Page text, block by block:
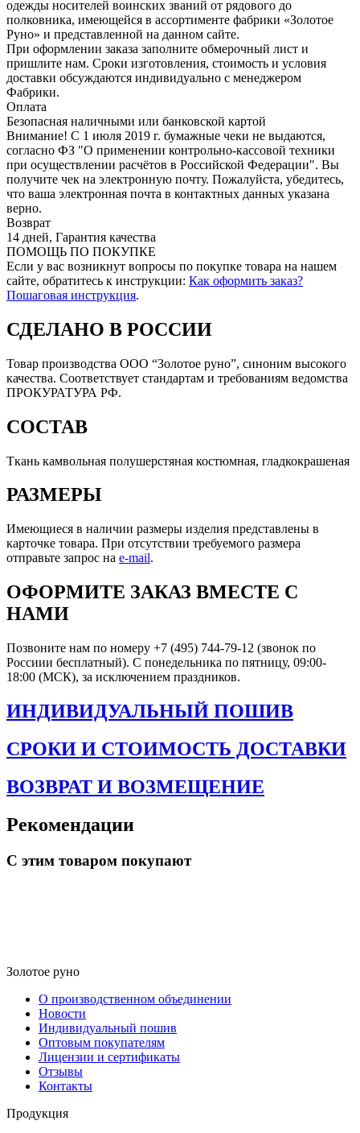
одежды носителей воинских званий от рядового до
полковника, имеющейся в ассортименте фабрики «Золотое
Руно» и представленной на данном сайте.
При оформлении заказа заполните обмерочный лист и
пришлите нам. Сроки изготовления, стоимость и условия
доставки обсуждаются индивидуально с менеджером
Фабрики.
Оплата
Безопасная наличными или банковской картой
Внимание! С 1 июля 2019 г. бумажные чеки не выдаются,
согласно ФЗ "О применении контрольно-кассовой техники
при осуществлении расчётов в Российской Федерации". Вы
получите чек на электронную почту. Пожалуйста, убедитесь,
что ваша электронная почта в контактных данных указана
верно.
Возврат
14 дней, Гарантия качества
ПОМОЩЬ ПО ПОКУПКЕ
Если у вас возникнут вопросы по покупке товара на нашем
сайте, обратитесь к инструкции: Как оформить заказ?
Пошаговая инструкция.
СДЕЛАНО В РОССИИ
Товар производства ООО “Золотое руно”, синоним высокого
качества. Соответствует стандартам и требованиям ведомства
ПРОКУРАТУРА РФ.
СОСТАВ
Ткань камвольная полушерстяная костюмная, гладкокрашеная
РАЗМЕРЫ
Имеющиеся в наличии размеры изделия представлены в
карточке товара. При отсутствии требуемого размера
отправьте запрос на e-mail.
ОФОРМИТЕ ЗАКАЗ ВМЕСТЕ С
НАМИ
Позвоните нам по номеру +7 (495) 744-79-12 (звонок по
Россиии бесплатный). С понедельника по пятницу, 09:00-
18:00 (МСК), за исключением праздников.
ИНДИВИДУАЛЬНЫЙ ПОШИВ
СРОКИ И СТОИМОСТЬ ДОСТАВКИ
ВОЗВРАТ И ВОЗМЕЩЕНИЕ
Рекомендации
С этим товаром покупают
Золотое руно
О производственном объединении
Новости
Индивидуальный пошив
Оптовым покупателям
Лицензии и сертификаты
Отзывы
Контакты
Продукция